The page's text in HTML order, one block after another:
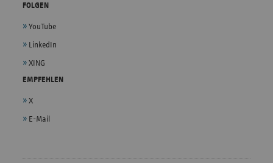
FOLGEN
YouTube
LinkedIn
XING
EMPFEHLEN
X
E-Mail